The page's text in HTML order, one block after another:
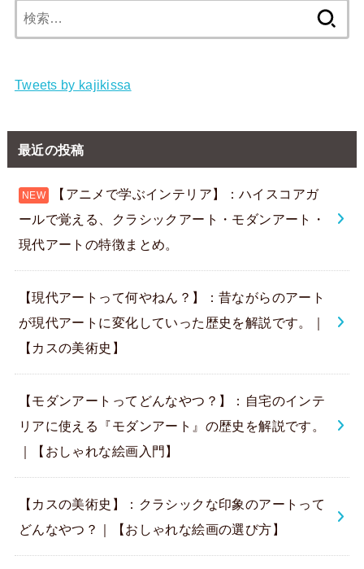
索:
Tweets by kajikissa
最近の投稿
【アニメで学ぶインテリア】：ハイスコアガ
ールで覚える、クラシックアート・モダンアート・
現代アートの特徴まとめ。
【現代アートって何やねん？】：昔ながらのアート
が現代アートに変化していった歴史を解説です。｜
【カスの美術史】
【モダンアートってどんなやつ？】：自宅のインテ
リアに使える『モダンアート』の歴史を解説です。
｜【おしゃれな絵画入門】
【カスの美術史】：クラシックな印象のアートって
どんなやつ？｜【おしゃれな絵画の選び方】